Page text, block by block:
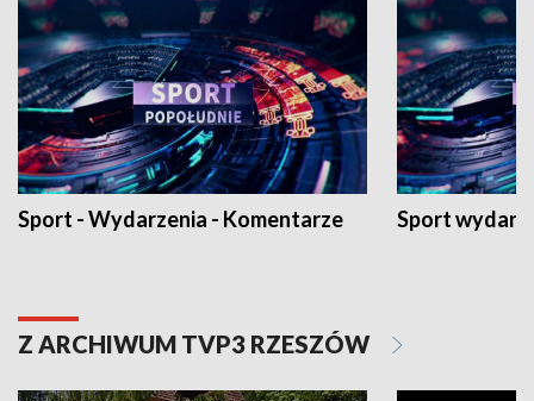
Sport - Wydarzenia - Komentarze Sport
Z ARCHIWUM TVP3 RZESZÓW